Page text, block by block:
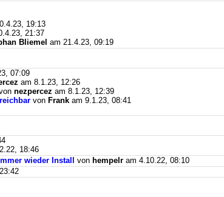
19:13
21:37
Bliemel am 21.4.23, 09:19
07:09
am 8.1.23, 12:26
nezpercez am 8.1.23, 12:39
von Frank am 9.1.23, 08:41
18:46
wieder Install
von hempelr am 4.10.22, 08:10